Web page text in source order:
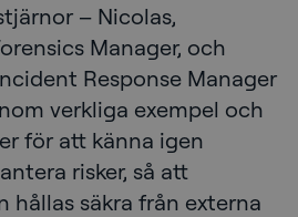
– Nicolas,
Manager, och
Response Manager
verkliga exempel och
för att känna igen
risker, så att
hållas säkra från externa